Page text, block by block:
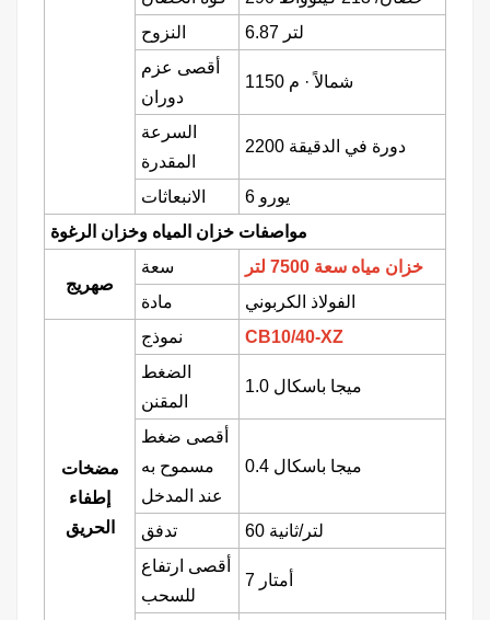
النزوح
6.87 لتر
أقصى عزم
دوران
1150 شمالاً· م
السرعة
المقدرة
2200 دورة في الدقيقة
الانبعاثات
يورو 6
مواصفات خزان المياه وخزان الرغوة
صهريج
سعة
خزان مياه سعة 7500 لتر
مادة
الفولاذ الكربوني
مضخات
إطفاء
الحريق
نموذج
CB10/40-XZ
الضغط
المقنن
1.0 ميجا باسكال
أقصى ضغط
مسموح به
عند المدخل
0.4 ميجا باسكال
تدفق
60 لتر/ثانية
أقصى ارتفاع
للسحب
7 أمتار